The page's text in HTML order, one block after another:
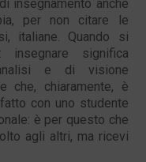
insegnamento anche
per non citare le
italiane. Quando si
significa
e di visione
che, chiaramente, è
con uno studente
è per questo che
agli altri, ma ricevi